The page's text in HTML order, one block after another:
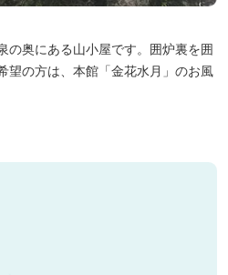
の奥にある山小屋です。囲炉裏を囲
望の方は、本館「金花水月」のお風